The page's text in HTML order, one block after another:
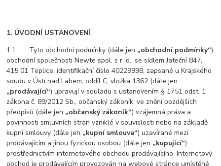
1. ÚVODNÍ USTANOVENÍ
1.1. Tyto obchodní podmínky (dále jen „obchodní podmínky“)
obchodní společnostiNewte spol. s r. o., se sídlem Jateční 847,
415 01 Teplice, identifikační číslo 40229998, zapsané u Krajského
soudu v Ústí nad Labem, oddíl C, vložka 1362 (dále jen
„prodávající“) upravují v souladu s ustanovením § 1751 odst. 1
zákona č. 89/2012 Sb., občanský zákoník, ve znění pozdějších
předpisů (dále jen „občanský zákoník“) vzájemná práva a
povinnosti smluvních stran vzniklé v souvislosti nebo na základě
kupní smlouvy (dále jen „kupní smlouva“) uzavírané mezi
prodávajícím a jinou fyzickou osobou (dále jen „kupující“)
prostřednictvím internetového obchodu prodávajícího. Internetový
obchod je prodávajícím provozován na webové stránce umístěné